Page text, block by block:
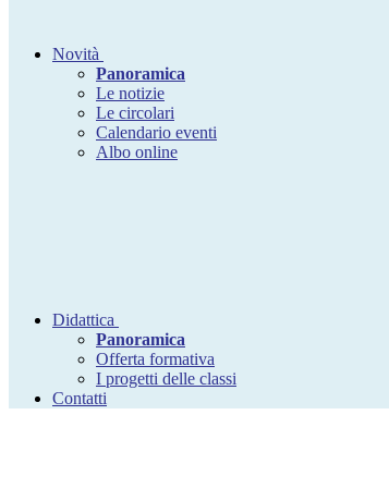
Novità
Panoramica
Le notizie
Le circolari
Calendario eventi
Albo online
Didattica
Panoramica
Offerta formativa
I progetti delle classi
Contatti